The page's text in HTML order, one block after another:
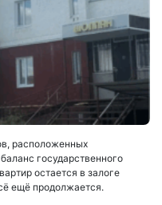
расположенных
государственного
остается в залоге
ещё продолжается.